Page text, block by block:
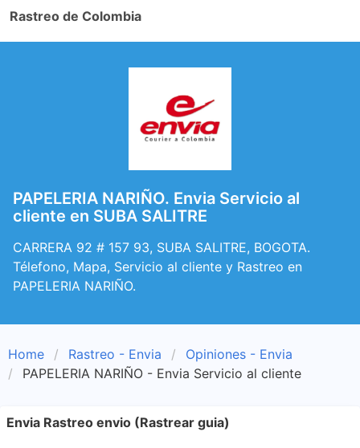
Rastreo de Colombia
PAPELERIA NARIÑO. Envia Servicio al
cliente en SUBA SALITRE
CARRERA 92 # 157 93, SUBA SALITRE, BOGOTA.
Télefono, Mapa, Servicio al cliente y Rastreo en
PAPELERIA NARIÑO.
Home Rastreo - Envia
Opiniones - Envia
PAPELERIA NARIÑO - Envia Servicio al cliente
Envia Rastreo envio (Rastrear guia)